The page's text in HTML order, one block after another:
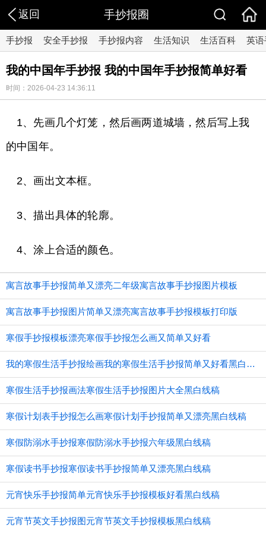
返回 手抄报圈
手抄报 安全手抄报 手抄报内容 生活知识 生活百科 英
我的中国年手抄报 我的中国年手抄报简单好看
时间：2026-04-23 14:36:11
1、先画几个灯笼，然后画两道城墙，然后写上我
的中国年。
2、画出文本框。
3、描出具体的轮廓。
4、涂上合适的颜色。
寓言故事手抄报简单又漂亮二年级寓言故事手抄报图片模板
寓言故事手抄报图片简单又漂亮寓言故事手抄报模板打印版
寒假手抄报模板漂亮寒假手抄报怎么画又简单又好看
我的寒假生活手抄报绘画我的寒假生活手抄报简单又好看黑白线稿
寒假生活手抄报画法寒假生活手抄报图片大全黑白线稿
寒假计划表手抄报怎么画寒假计划手抄报简单又漂亮黑白线稿
寒假防溺水手抄报寒假防溺水手抄报六年级黑白线稿
寒假读书手抄报寒假读书手抄报简单又漂亮黑白线稿
元宵快乐手抄报简单元宵快乐手抄报模板好看黑白线稿
元宵节英文手抄报图元宵节英文手抄报模板黑白线稿